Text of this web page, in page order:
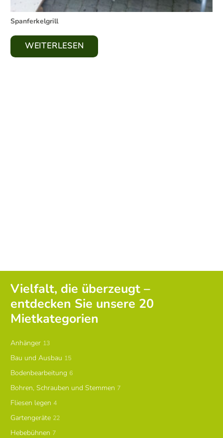
Spanferkelgrill
WEITERLESEN
Vielfalt, die überzeugt –
entdecken Sie unsere 20
Mietkategorien
Anhänger 13
Bau und Ausbau 15
Bodenbearbeitung 6
Bohren, Schrauben und Stemmen 7
Fliesen legen 4
Gartengeräte 22
Hebebühnen 7